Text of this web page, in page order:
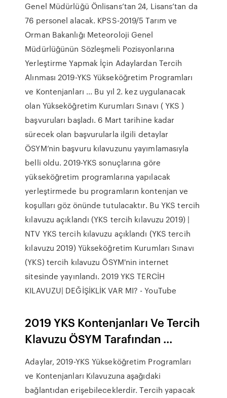
Genel Müdürlüğü Önlisans’tan 24, Lisans’tan da
76 personel alacak. KPSS-2019/5 Tarım ve
Orman Bakanlığı Meteoroloji Genel
Müdürlüğünün Sözleşmeli Pozisyonlarına
Yerleştirme Yapmak İçin Adaylardan Tercih
Alınması 2019-YKS Yükseköğretim Programları
ve Kontenjanları ... Bu yıl 2. kez uygulanacak
olan Yükseköğretim Kurumları Sınavı ( YKS )
başvuruları başladı. 6 Mart tarihine kadar
sürecek olan başvurularla ilgili detaylar
ÖSYM’nin başvuru kılavuzunu yayımlamasıyla
belli oldu. 2019-YKS sonuçlarına göre
yükseköğretim programlarına yapılacak
yerleştirmede bu programların kontenjan ve
koşulları göz önünde tutulacaktır. Bu YKS tercih
kılavuzu açıklandı (YKS tercih kılavuzu 2019) |
NTV YKS tercih kılavuzu açıklandı (YKS tercih
kılavuzu 2019) Yükseköğretim Kurumları Sınavı
(YKS) tercih kılavuzu ÖSYM'nin internet
sitesinde yayınlandı. 2019 YKS TERCİH
KILAVUZU| DEĞİŞİKLİK VAR MI? - YouTube
2019 YKS Kontenjanları Ve Tercih
Klavuzu ÖSYM Tarafından ...
Adaylar, 2019-YKS Yükseköğretim Programları
ve Kontenjanları Kılavuzuna aşağıdaki
bağlantıdan erişebileceklerdir. Tercih yapacak